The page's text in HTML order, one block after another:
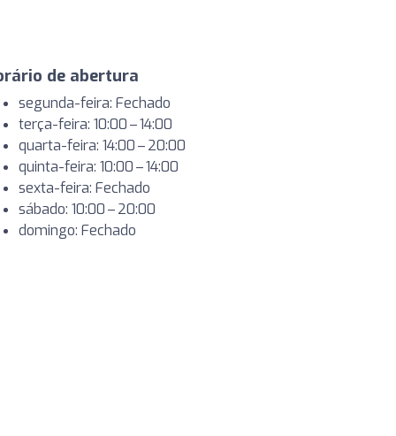
de abertura
segunda-feira: Fechado
terça-feira: 10:00 – 14:00
quarta-feira: 14:00 – 20:00
quinta-feira: 10:00 – 14:00
sexta-feira: Fechado
sábado: 10:00 – 20:00
domingo: Fechado